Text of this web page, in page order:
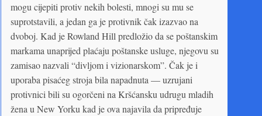
mogu cijepiti protiv nekih bolesti, mnogi su mu se
suprotstavili, a jedan ga je protivnik čak izazvao na
dvoboj. Kad je Rowland Hill predložio da se poštanskim
markama unaprijed plaćaju poštanske usluge, njegovu su
zamisao nazvali “divljom i vizionarskom”. Čak je i
uporaba pisaćeg stroja bila napadnuta — uzrujani
protivnici bili su ogorčeni na Kršćansku udrugu mladih
žena u New Yorku kad je ova najavila da pripređuje